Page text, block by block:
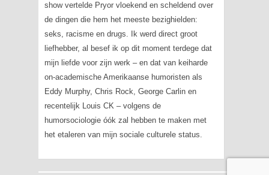
show vertelde Pryor vloekend en scheldend over
de dingen die hem het meeste bezighielden:
seks, racisme en drugs. Ik werd direct groot
liefhebber, al besef ik op dit moment terdege dat
mijn liefde voor zijn werk – en dat van keiharde
on-academische Amerikaanse humoristen als
Eddy Murphy, Chris Rock, George Carlin en
recentelijk Louis CK – volgens de
humorsociologie óók zal hebben te maken met
het etaleren van mijn sociale culturele status.